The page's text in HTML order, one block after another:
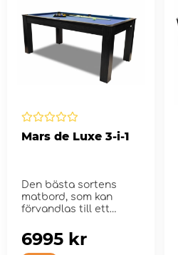
Mars de Luxe 3-i-1
Den bästa sortens
matbord, som kan
förvandlas till ett
6995 kr